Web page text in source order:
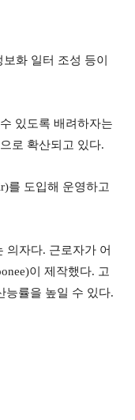
보화 일터 조성 등이
있도록 배려하자는
로 확산되고 있다.
를 도입해 운영하고
의자다. 근로자가 어
이 제작했다. 고
능률을 높일 수 있다.